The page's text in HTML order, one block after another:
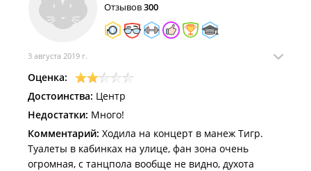
Отзывов300
3 августа 2019 г.
Оценка:
Достоинства: Центр
Недостатки: Много!
Комментарий: Ходила на концерт в манеж Тигр.
Туалеты в кабинках на улице, фан зона очень
огромная, с танцпола вообще не видно, духота